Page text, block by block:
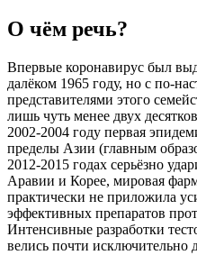
О чём речь?
Впервые коронавирус был
далёком 1965 году, но с по-
представителями этого
лишь чуть менее двух
2002-2004 году первая
пределы Азии (главным
2012-2015 годах серьёзно
Аравии и Корее, мировая
практически не приложила
эффективных препаратов
Интенсивные разработки
велись почти исключительно